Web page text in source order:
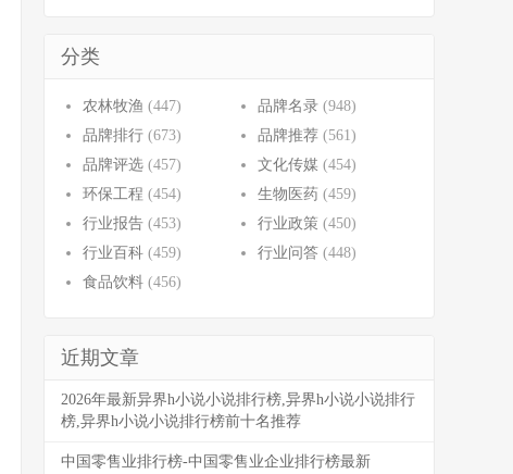
分类
农林牧渔 (447) 品牌名录 (948)
品牌排行 (673) 品牌推荐 (561)
品牌评选 (457) 文化传媒 (454)
环保工程 (454) 生物医药 (459)
行业报告 (453) 行业政策 (450)
行业百科 (459) 行业问答 (448)
食品饮料 (456)
近期文章
2026年最新异界h小说小说排行榜,异界h小说小说排行
榜,异界h小说小说排行榜前十名推荐
中国零售业排行榜-中国零售业企业排行榜最新